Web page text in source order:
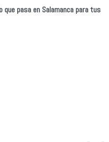
que pasa en Salamanca para tus